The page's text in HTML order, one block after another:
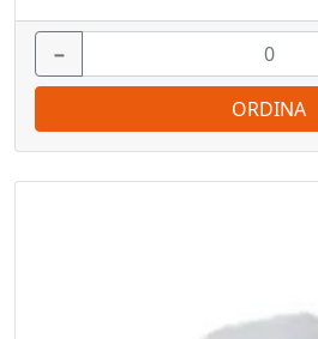
−
ORDINA